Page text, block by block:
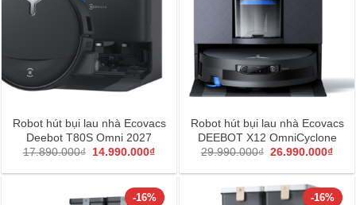
Robot hút bụi lau nhà Ecovacs
Deebot T80S Omni 2027
17.890.000₫ Giá
là:
17.890.000₫.
14.990.000₫Giá
tại
là:
14.990.000₫.
Robot hút bụi lau nhà Ecovacs
DEEBOT X12 OmniCyclone
29.990.000₫ Giá
là:
29.990.000₫.
26.990.000₫Giá
tại
là:
-16% -16%